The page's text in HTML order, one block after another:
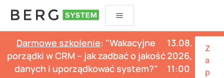
treści
Darmowe szkolenie: "Wakacyjne
porządki w CRM – jak zadbać o jakość
danych i uporządkować system?"
13.08.
2026,
11:00
Z
a
p